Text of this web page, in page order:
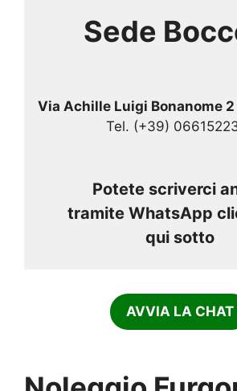
Sede
Via Achille Luigi Bonanome 2
Tel. (+39)
Potete scriverci
tramite WhatsApp
qui sotto
AVVIA LA CHAT